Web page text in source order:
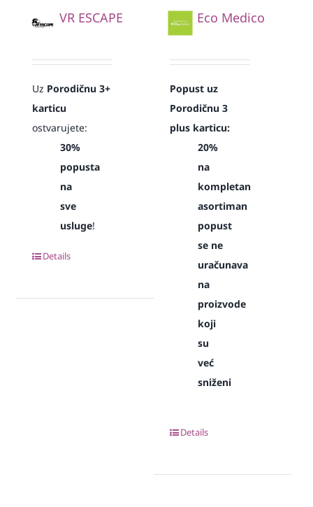
VR ESCAPE
Uz Porodičnu 3+
karticu
ostvarujete:
30%
popusta
na
sve
usluge!
Details
Eco Medico
Popust uz
Porodičnu 3
plus karticu:
20%
na
kompletan
asortiman
popust
se ne
uračunava
na
proizvode
koji
su
već
sniženi
Details